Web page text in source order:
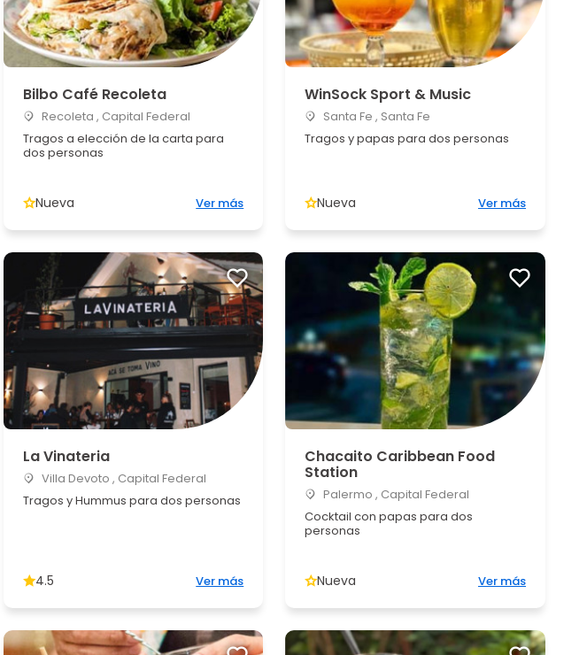
Bilbo Café Recoleta
Recoleta , Capital Federal
Tragos a elección de la carta para
dos personas
Nueva Ver más
WinSock Sport & Music
Santa Fe , Santa Fe
Tragos y papas para dos personas
Nueva Ver más
La Vinateria
Villa Devoto , Capital Federal
Tragos y Hummus para dos personas
4.5 Ver más
Chacaito Caribbean Food
Station
Palermo , Capital Federal
Cocktail con papas para dos
personas
Nueva Ver más